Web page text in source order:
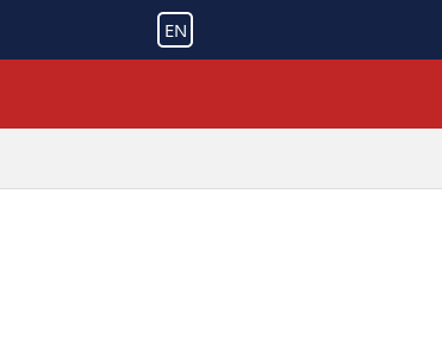
EN